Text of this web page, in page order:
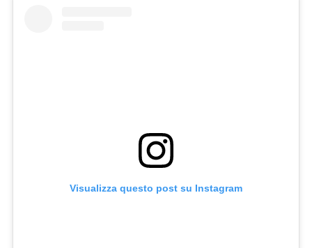
Visualizza questo post su Instagram